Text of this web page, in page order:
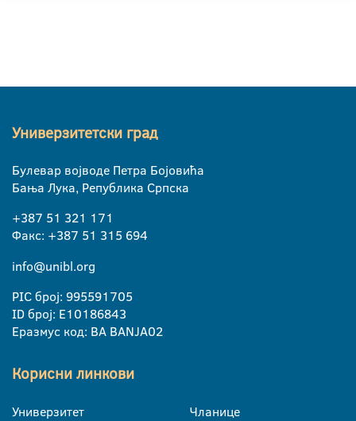
Универзитетски град
Булевар војводе Петра Бојовића
Бања Лука, Република Српска
+387 51 321 171
Факс: +387 51 315 694
info@unibl.org
PIC број: 995591705
ID број: E10186843
Еразмус код: BA BANJA02
Корисни линкови
Универзитет
Чланице